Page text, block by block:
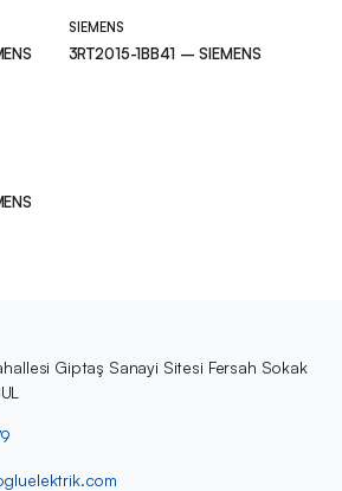
SIEMENS
3RT2015-1BB41 – SIEMENS
Giptaş Sanayi Sitesi Fersah Sokak